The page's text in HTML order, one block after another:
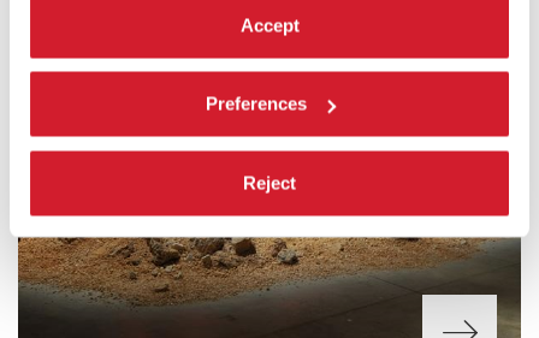
Accept
Preferences
Reject